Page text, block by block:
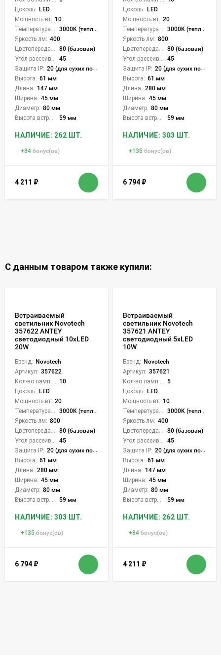
Цоколь: LED
Мощность вт: 10
3000K (теплый)
Яркость лм: 400
80 (базовая)
45
Защита IP: 20 (для сухих пом.)
Высота: 61 мм
Длина: 147 мм
Ширина: 45 мм
Диаметр: 80 мм
59 мм
НАЛИЧИЕ: 262 ШТ.
+84 бонус(ов)
4 211 ₽
Цоколь: LED
Мощность вт: 20
3000K (теплый)
Яркость лм: 800
80 (базовая)
45
Защита IP: 20 (для сухих пом.)
Высота: 61 мм
Длина: 280 мм
Ширина: 45 мм
Диаметр: 80 мм
59 мм
НАЛИЧИЕ: 303 ШТ.
+135 бонус(ов)
6 794 ₽
С данным товаром также купили:
Встраиваемый
светильник Novotech
357622 ANTEY
светодиодный 10xLED
20W
Бренд: Novotech
Артикул: 357622
10
Цоколь: LED
Мощность вт: 20
3000K (теплый)
Яркость лм: 800
80 (базовая)
45
Защита IP: 20 (для сухих пом.)
Высота: 61 мм
Длина: 280 мм
Ширина: 45 мм
Диаметр: 80 мм
59 мм
НАЛИЧИЕ: 303 ШТ.
+135 бонус(ов)
6 794 ₽
Встраиваемый
светильник Novotech
357621 ANTEY
светодиодный 5xLED
10W
Бренд: Novotech
Артикул: 357621
5
Цоколь: LED
Мощность вт: 10
3000K (теплый)
Яркость лм: 400
80 (базовая)
45
Защита IP: 20 (для сухих пом.)
Высота: 61 мм
Длина: 147 мм
Ширина: 45 мм
Диаметр: 80 мм
59 мм
НАЛИЧИЕ: 262 ШТ.
+84 бонус(ов)
4 211 ₽